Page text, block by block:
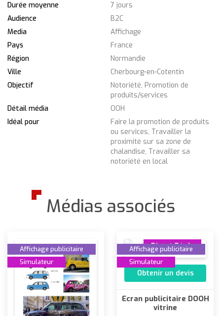
Durée moyenne
7 jours
Audience
B2C
Media
Affichage
Pays
France
Région
Normandie
Ville
Cherbourg-en-Cotentin
Objectif
Notoriété, Promotion de
produits/services
Détail média
OOH
Idéal pour
Faire la promotion de produits
ou services, Travailler la
proximité sur sa zone de
chalandise, Travailler sa
notoriété en local
Médias associés
Affichage publicitaire
Simulateur
Direct Régie
Affichage publicitaire
Simulateur
Obtenir un devis
Ecran publicitaire DOOH
vitrine